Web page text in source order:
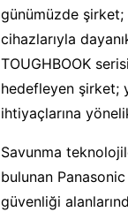
günümüzde şirket;
cihazlarıyla
TOUGHBOOK
hedefleyen şirket;
ihtiyaçlarına
Savunma
bulunan
güvenliği